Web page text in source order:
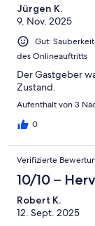
Jürgen K.
9. Nov. 2025
Gut:
des Onlineauftritts
Der Gastgeber
Zustand.
Aufenthalt von 3
0
Verifizierte
10/10 –
Robert K.
12. Sept. 2025